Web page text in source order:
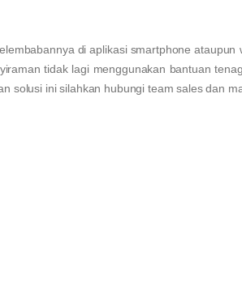
di aplikasi smartphone ataupun
tidak lagi menggunakan bantuan
solusi ini silahkan hubungi team sales dan